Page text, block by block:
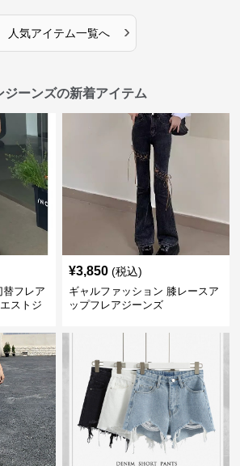
人気アイテム一覧へ ›
ジーンズの新着アイテム
替フレア
ストジ
¥3,850 (税込)
ギャルファッション 膝レースア
ップフレアジーンズ